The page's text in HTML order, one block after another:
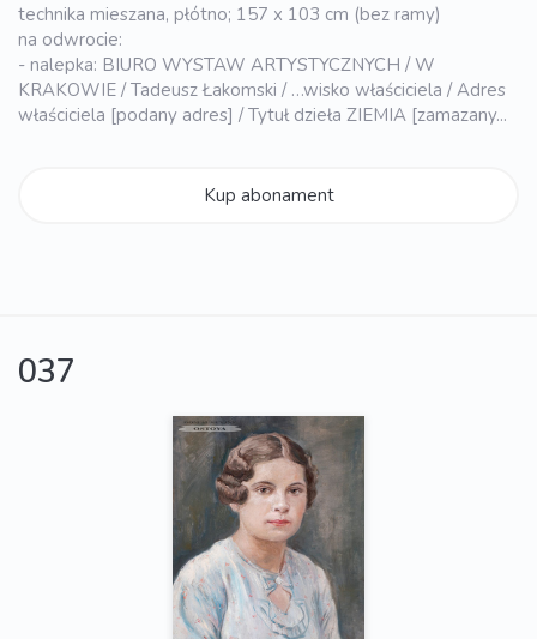
technika mieszana, płótno; 157 x 103 cm (bez ramy)
na odwrocie:
- nalepka: BIURO WYSTAW ARTYSTYCZNYCH / W
KRAKOWIE / Tadeusz Łakomski / …wisko właściciela / Adres
właściciela [podany adres] / Tytuł dzieła ZIEMIA [zamazany...
Kup abonament
037